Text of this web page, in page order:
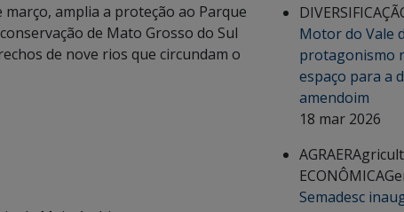
março, amplia a proteção ao Parque
de Mato Grosso do Sul
de nove rios que circundam o
Motor do Vale
protagonismo
espaço para a
amendoim
18 mar 2026
AGRAER
ECONÔMICA
Semadesc